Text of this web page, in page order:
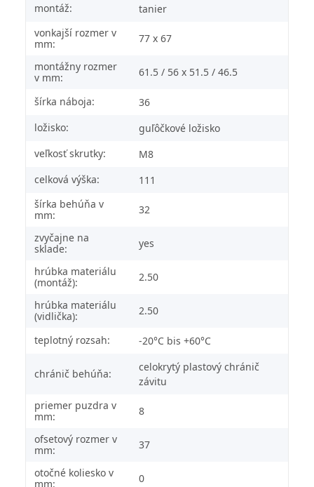
montáž:
tanier
vonkajší rozmer v
mm:
77 x 67
montážny rozmer
v mm:
61.5 / 56 x 51.5 / 46.5
šírka náboja:
36
ložisko:
guľôčkové ložisko
veľkosť skrutky:
M8
celková výška:
111
šírka behúňa v
mm:
32
zvyčajne na
sklade:
yes
hrúbka materiálu
(montáž):
2.50
hrúbka materiálu
(vidlička):
2.50
teplotný rozsah: -20°C bis +60°C
chránič behúňa:
celokrytý plastový chránič
závitu
priemer puzdra v
mm:
8
ofsetový rozmer v
mm:
37
otočné koliesko v
mm:
0